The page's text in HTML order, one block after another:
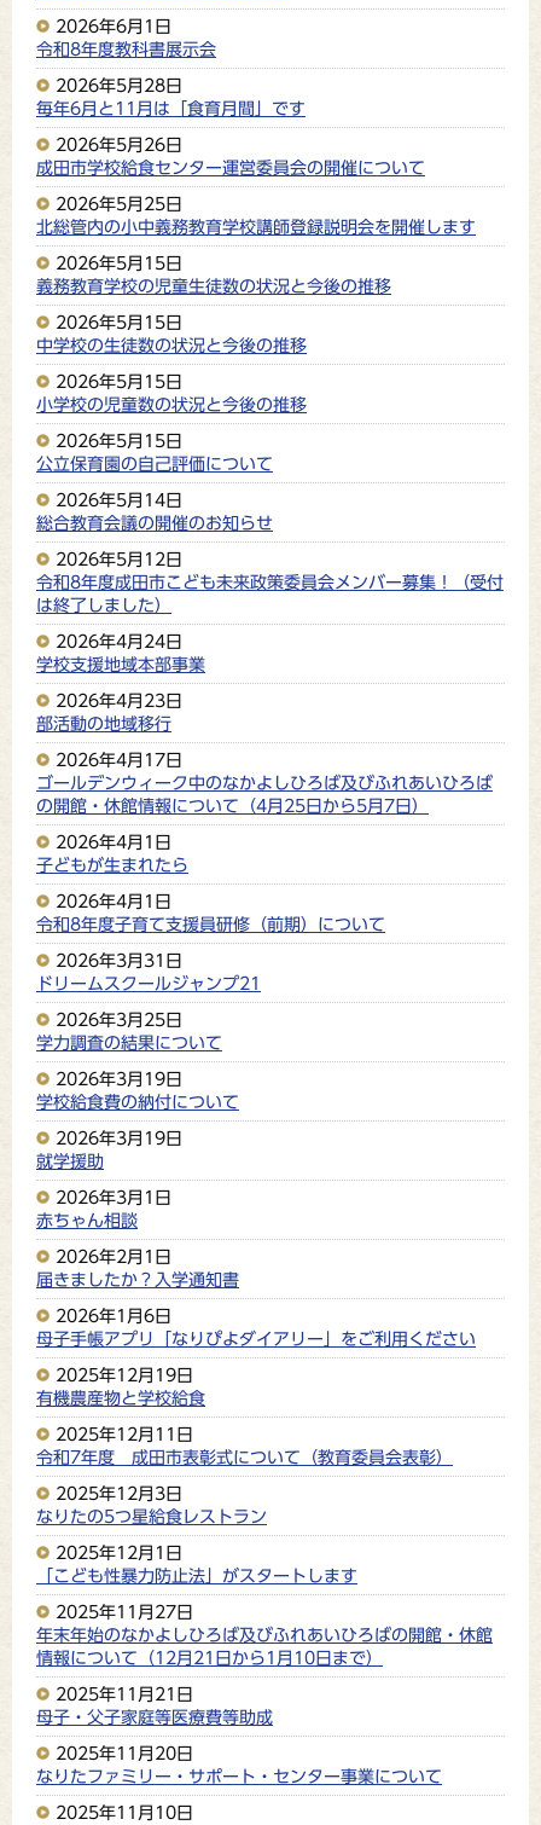
2026年6月1日
令和8年度教科書展示会
2026年5月28日
毎年6月と11月は「食育月間」です
2026年5月26日
成田市学校給食センター運営委員会の開催について
2026年5月25日
北総管内の小中義務教育学校講師登録説明会を開催します
2026年5月15日
義務教育学校の児童生徒数の状況と今後の推移
2026年5月15日
中学校の生徒数の状況と今後の推移
2026年5月15日
小学校の児童数の状況と今後の推移
2026年5月15日
公立保育園の自己評価について
2026年5月14日
総合教育会議の開催のお知らせ
2026年5月12日
令和8年度成田市こども未来政策委員会メンバー募集！（受付
は終了しました）
2026年4月24日
学校支援地域本部事業
2026年4月23日
部活動の地域移行
2026年4月17日
ゴールデンウィーク中のなかよしひろば及びふれあいひろば
の開館・休館情報について（4月25日から5月7日）
2026年4月1日
子どもが生まれたら
2026年4月1日
令和8年度子育て支援員研修（前期）について
2026年3月31日
ドリームスクールジャンプ21
2026年3月25日
学力調査の結果について
2026年3月19日
学校給食費の納付について
2026年3月19日
就学援助
2026年3月1日
赤ちゃん相談
2026年2月1日
届きましたか？入学通知書
2026年1月6日
母子手帳アプリ「なりぴよダイアリー」をご利用ください
2025年12月19日
有機農産物と学校給食
2025年12月11日
令和7年度 成田市表彰式について（教育委員会表彰）
2025年12月3日
なりたの5つ星給食レストラン
2025年12月1日
「こども性暴力防止法」がスタートします
2025年11月27日
年末年始のなかよしひろば及びふれあいひろばの開館・休館
情報について（12月21日から1月10日まで）
2025年11月21日
母子・父子家庭等医療費等助成
2025年11月20日
なりたファミリー・サポート・センター事業について
2025年11月10日